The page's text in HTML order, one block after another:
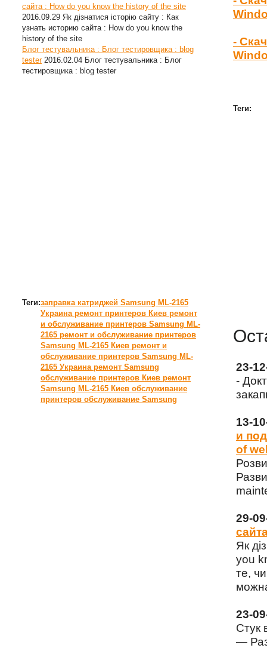
сайта : How do you know the history of the site
2016.09.29 Як дізнатися історію сайту : Как
узнать историю сайта : How do you know the
history of the site
Блог тестувальника : Блог тестировщика : blog
tester 2016.02.04 Блог тестувальника : Блог
тестировщика : blog tester
Теги:заправка катриджей Samsung ML-2165
Украина ремонт принтеров Киев ремонт
и обслуживание принтеров Samsung ML-
2165 ремонт и обслуживание принтеров
Samsung ML-2165 Киев ремонт и
обслуживание принтеров Samsung ML-
2165 Украина ремонт Samsung
обслуживание принтеров Киев ремонт
Samsung ML-2165 Киев обслуживание
принтеров обслуживание Samsung
-
Теги:
23-
-
13-
и
of
29-
Як
you
те,
23-
Стук
—